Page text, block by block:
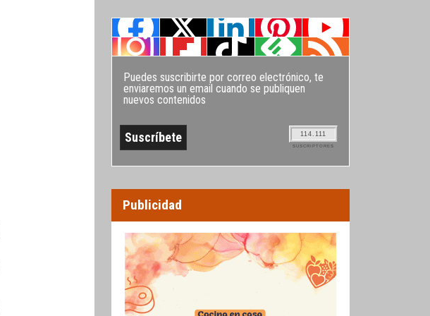
Puedes suscribirte por correo electrónico, te
enviaremos un email cuando se publiquen
nuevos contenidos
114.111
SUSCRIPTORES
Publicidad